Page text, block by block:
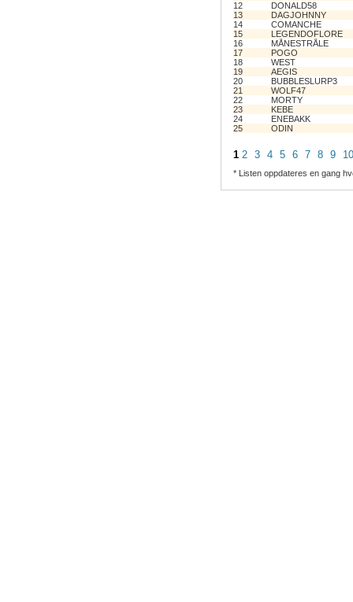
12
DONALD58
13
DAGJOHNNY
14
COMANCHE
15
LEGENDOFLORE
16
MÅNESTRÅLE
17
POGO
18
WEST
19
AEGIS
20
BUBBLESLURP3
21
WOLF47
22
MORTY
23
KEBE
24
ENEBAKK
25
ODIN
1 2 3 4 5 6 7 8 9 10
* Listen oppdateres en gang